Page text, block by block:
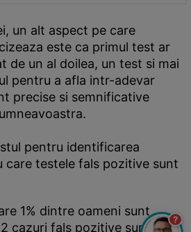
un alt aspect pe care
este ca primul test ar
de un al doilea, un test si mai
pentru a afla intr-adevar
precise si semnificative
pentru identificarea
care testele fals pozitive sunt
1% dintre oameni sunt
cazuri fals pozitive sunt
?